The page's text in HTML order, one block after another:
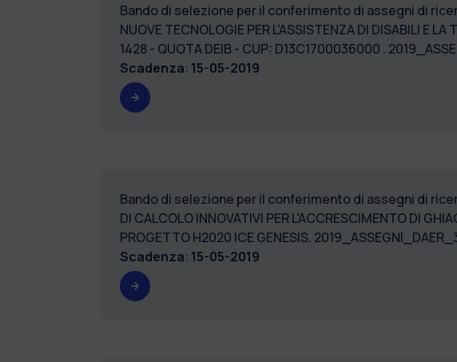
Bando di selezione per il conferimento di assegni di
NUOVE TECNOLOGIE PER L'ASSISTENZA DI DISABILI E
1428 - QUOTA DEIB - CUP: D13C1700036000 .
Scadenza: 15-05-2019
Bando di selezione per il conferimento di assegni di
DI CALCOLO INNOVATIVI PER L'ACCRESCIMENTO DI
PROGETTO H2020 ICE GENESIS.
Scadenza: 15-05-2019